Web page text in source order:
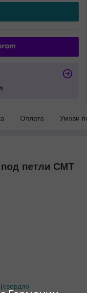
Оплата Умови
петли СМТ
свердло